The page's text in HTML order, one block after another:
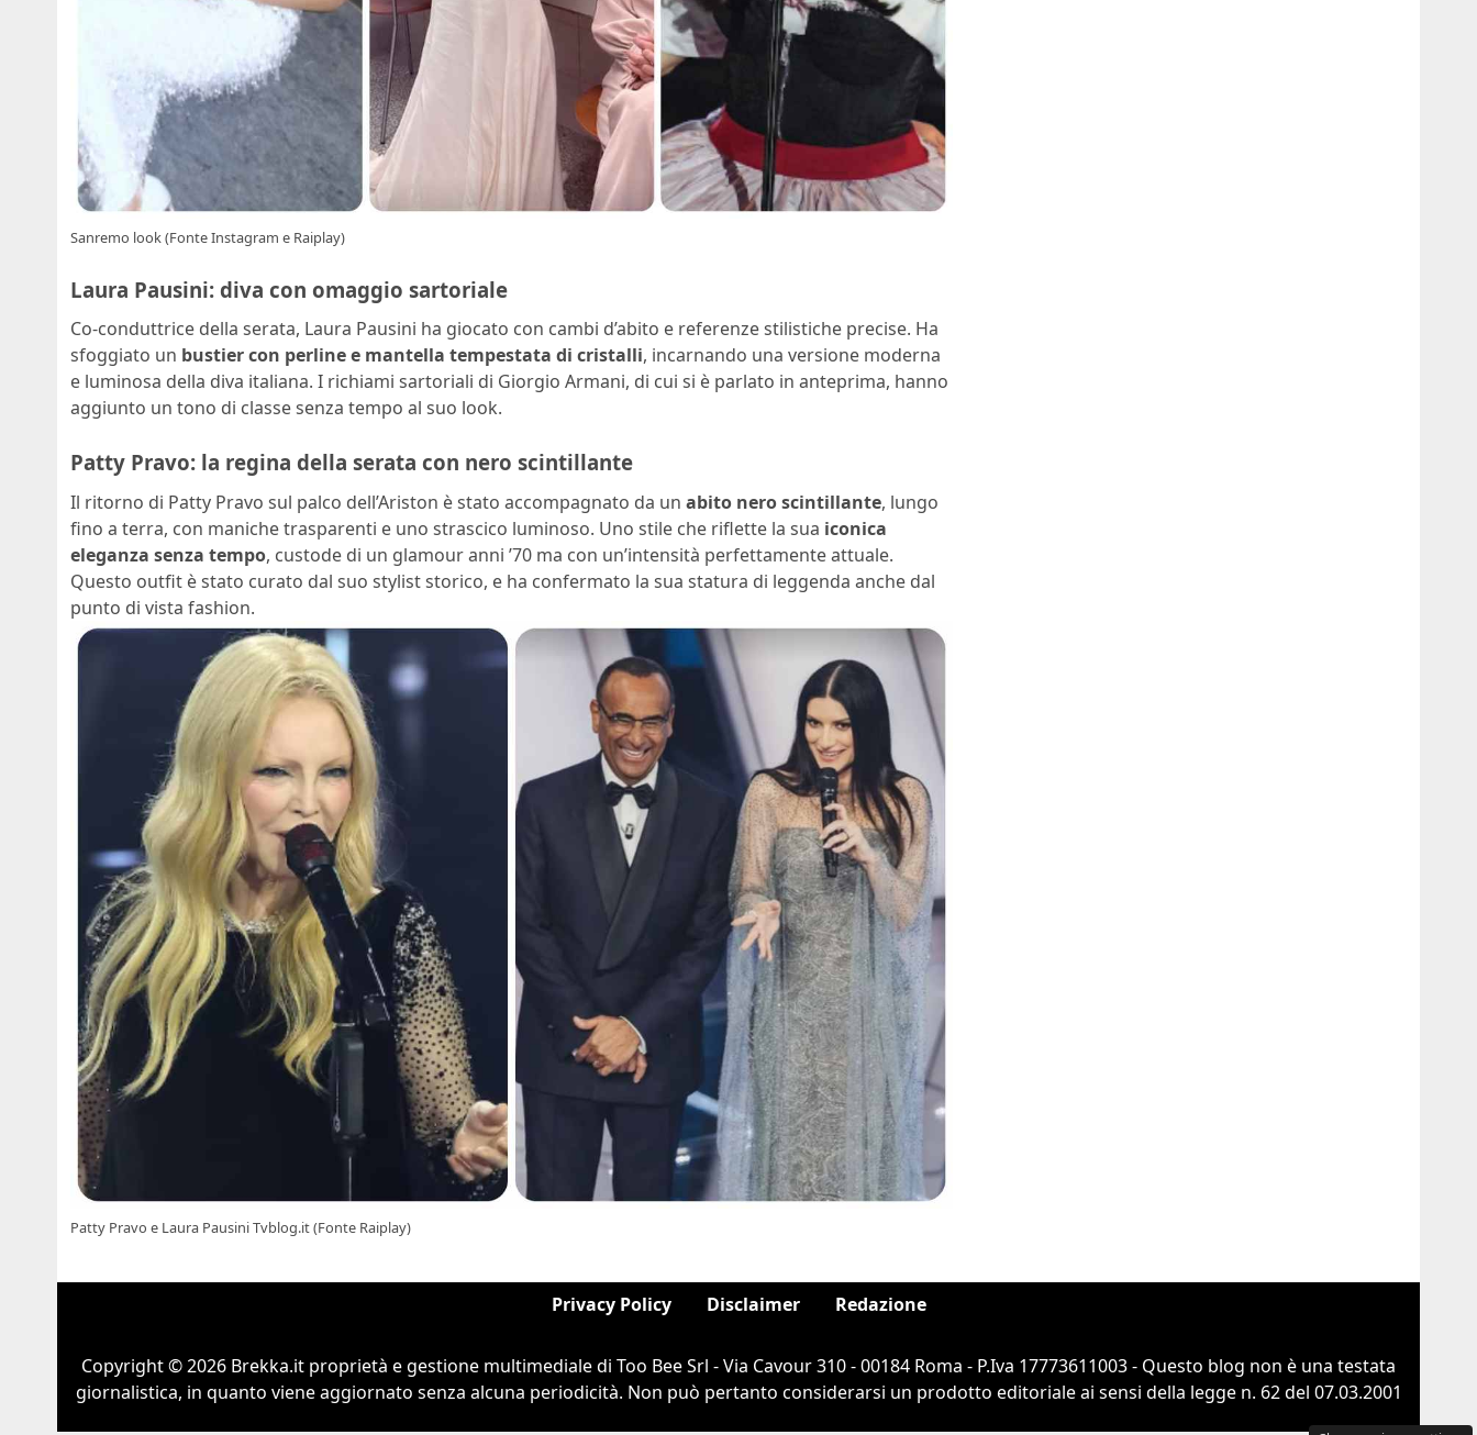
Sanremo look (Fonte Instagram e Raiplay)
Laura Pausini: diva con omaggio sartoriale
Co‑conduttrice della serata, Laura Pausini ha giocato con cambi d’abito e referenze stilistiche precise. Ha
sfoggiato un bustier con perline e mantella tempestata di cristalli, incarnando una versione moderna
e luminosa della diva italiana. I richiami sartoriali di Giorgio Armani, di cui si è parlato in anteprima, hanno
aggiunto un tono di classe senza tempo al suo look.
Patty Pravo: la regina della serata con nero scintillante
Il ritorno di Patty Pravo sul palco dell’Ariston è stato accompagnato da un abito nero scintillante, lungo
fino a terra, con maniche trasparenti e uno strascico luminoso. Uno stile che riflette la sua iconica
eleganza senza tempo, custode di un glamour anni ’70 ma con un’intensità perfettamente attuale.
Questo outfit è stato curato dal suo stylist storico, e ha confermato la sua statura di leggenda anche dal
punto di vista fashion.
Patty Pravo e Laura Pausini Tvblog.it (Fonte Raiplay)
Privacy Policy Disclaimer Redazione
Copyright © 2026 Brekka.it proprietà e gestione multimediale di Too Bee Srl - Via Cavour 310 - 00184 Roma - P.Iva 17773611003 - Questo blog non è una testata
giornalistica, in quanto viene aggiornato senza alcuna periodicità. Non può pertanto considerarsi un prodotto editoriale ai sensi della legge n. 62 del 07.03.2001